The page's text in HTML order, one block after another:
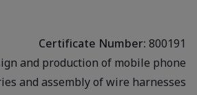
Certificate Number:800191
and production of mobile phone
and assembly of wire harnesses.